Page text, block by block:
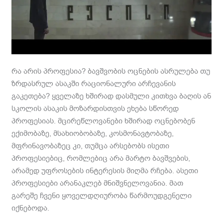
რა არის პროფესია? ბავშვობის ოცნების ასრულება თუ
ზრდასრულ ასაკში რაციონალური არჩევანის
გაკეთება? ყველაზე ხშირად დასმული კითხვა ბაღის ან
სკოლის ასაკის მოზარდისთვის ეხება სწორედ
პროფესიას. მცირეწლოვანები ხშირად ოცნებობენ
ექიმობაზე, მსახიობობაზე, კოსმონავტობაზე,
მფრინავობაზეც კი, თუმცა არსებობს ისეთი
პროფესიებიც, რომლებიც არა მარტო ბავშვების,
არამედ უფროსების ინტერესის მიღმა რჩება. ასეთი
პროფესიები არანაკლებ მნიშვნელოვანია. მათ
გარეშე ჩვენი ყოველდღიურობა წარმოუდგენელი
იქნებოდა.